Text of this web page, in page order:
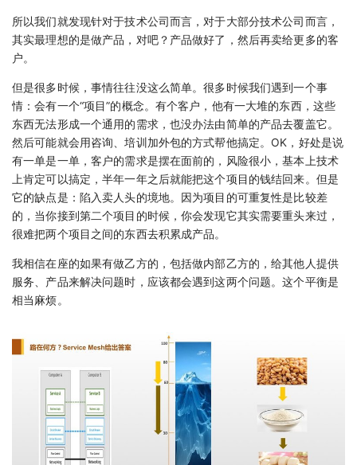
所以我们就发现针对于技术公司而言，对于大部分技术公司而言，
其实最理想的是做产品，对吧？产品做好了，然后再卖给更多的客
户。
但是很多时候，事情往往没这么简单。很多时候我们遇到一个事
情：会有一个“项目”的概念。有个客户，他有一大堆的东西，这些
东西无法形成一个通用的需求，也没办法由简单的产品去覆盖它。
然后可能就会用咨询、培训加外包的方式帮他搞定。OK，好处是说
有一单是一单，客户的需求是摆在面前的，风险很小，基本上技术
上肯定可以搞定，半年一年之后就能把这个项目的钱结回来。但是
它的缺点是：陷入卖人头的境地。因为项目的可重复性是比较差
的，当你接到第二个项目的时候，你会发现它其实需要重头来过，
很难把两个项目之间的东西去积累成产品。
我相信在座的如果有做乙方的，包括做内部乙方的，给其他人提供
服务、产品来解决问题时，应该都会遇到这两个问题。这个平衡是
相当麻烦。